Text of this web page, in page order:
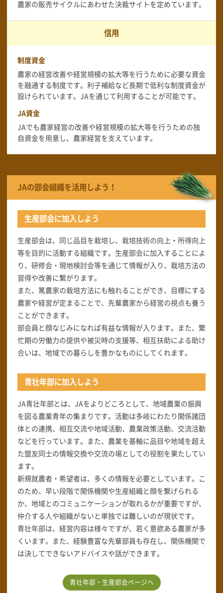
農家の販売サイクルにあわせた決裁サイトを定めています。
信用
制度資金
農家の経営改善や経営規模の拡大等を行うために必要な資金
を融通する制度です。利子補給など長期で低利な制度資金が
設けられています。JAを通じて利用することが可能です。
JA資金
JAでも農家経営の改善や経営規模の拡大等を行うための独
自資金を用意し、農家経営を支えています。
JAの部会組織を活用しよう！
生産部会に加入しよう
生産部会は、同じ品目を栽培し、栽培技術の向上・所得向上
等を目的に活動する組織です。生産部会に加入することによ
り、研修会・現地検討会等を通じて情報が入り、栽培方法の
習得や改善に繋がります。
また、篤農家の栽培方法にも触れることができ、目標にする
農家や経営が定まることで、先輩農家から経営の視点も養う
ことができます。
部会員と顔なじみになれば有益な情報が入ります。また、繁
忙期の労働力の提供や被災時の支援等、相互扶助による助け
合いは、地域での暮らしを豊かなものにしてくれます。
青壮年部に加入しよう
JA青壮年部とは、JAをよりどころとして、地域農業の振興
を図る農業青年の集まりです。活動は多岐にわたり関係諸団
体との連携、相互交流や地域活動、農業政策活動、交流活動
などを行っています。また、農業を基軸に品目や地域を超え
た盟友同士の情報交換や交流の場としての役割を果たしてい
ます。
新規就農者・希望者は、多くの情報を必要としています。こ
のため、早い段階で関係機関や生産組織と顔を繋げられる
か、地域とのコミュニケーションが取れるかが重要ですが、
仲介する人や組織がないと単独では難しいのが現状です。
青壮年部は、経営内容は様々ですが、若く意欲ある農家が多
くいます。また、経験豊富な先輩部員も存在し、関係機関で
は決してできないアドバイスや話ができます。
青壮年部・生産部会ページへ